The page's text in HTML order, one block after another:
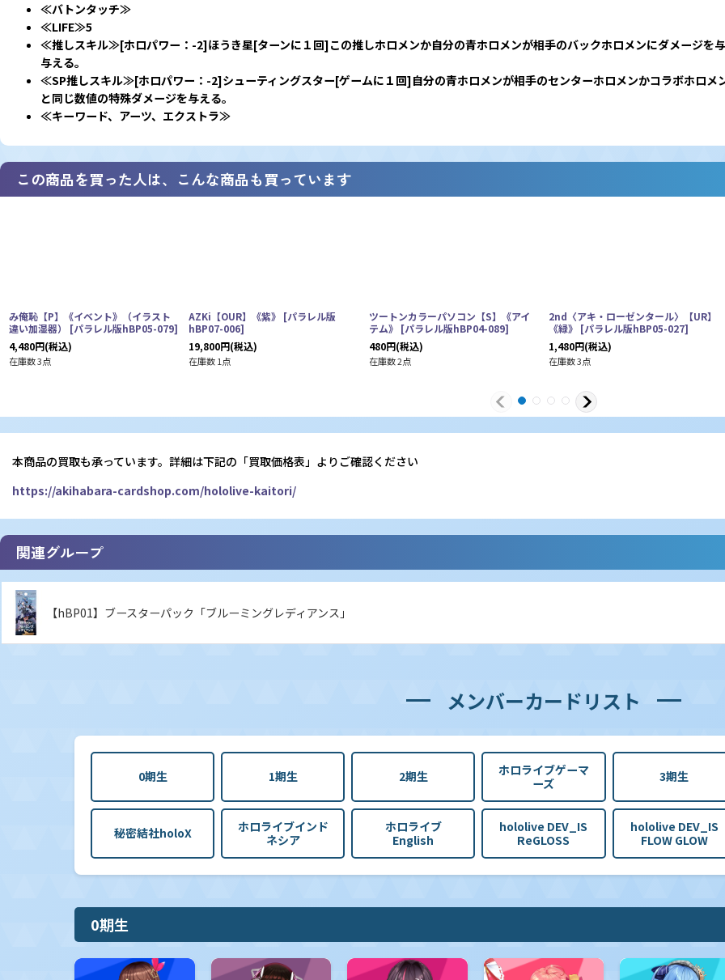
≪バトンタッチ≫
≪LIFE≫5
≪推しスキル≫[ホロパワー：-2]ほうき星[ターンに１回]この推しホロメンか自分の青ホロメンが相手のバックホロメンにダメージを
与える。
≪SP推しスキル≫[ホロパワー：-2]シューティングスター[ゲームに１回]自分の青ホロメンが相手のセンターホロメンかコラボホロ
と同じ数値の特殊ダメージを与える。
≪キーワード、アーツ、エクストラ≫
この商品を買った人は、こんな商品も買っています
み俺恥【P】《イベント》（イラスト
違い加湿器）
[パラレル版hBP05-079]
4,480円(税込)
在庫数 3点
AZKi【OUR】《紫》 [パラレル版
hBP07-006]
19,800円(税込)
在庫数 1点
ツートンカラーパソコン【S】《アイ
テム》 [パラレル版hBP04-089]
480円(税込)
在庫数 2点
2nd〈アキ・ローゼンタール〉【UR】
《緑》 [パラレル版hBP05-027]
1,480円(税込)
在庫数 3点
本商品の買取も承っています。詳細は下記の「買取価格表」よりご確認ください
https://akihabara-cardshop.com/hololive-kaitori/
関連グループ
【hBP01】ブースターパック「ブルーミングレディアンス」
メンバーカードリスト
0期生 1期生 2期生
ホロライブゲーマ
ーズ
3期生
秘密結社holoX
ホロライブインド
ネシア
ホロライブ
English
hololive DEV_IS
ReGLOSS
hololive DEV_IS
FLOW GLOW
0期生